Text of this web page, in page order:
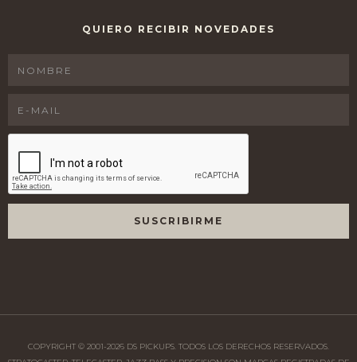
QUIERO RECIBIR NOVEDADES
COPYRIGHT © 2001-2026 DS PICKUPS. TODOS LOS DERECHOS RESERVADOS.